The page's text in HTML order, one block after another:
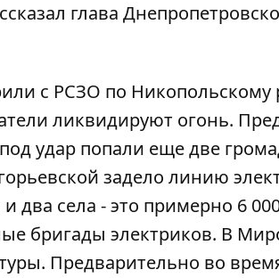
глава
с РСЗО по
ликвидируют огонь.
удар попали еще две
задело линию
два села - это примерно 6
бригады электриков. В
Предварительно во